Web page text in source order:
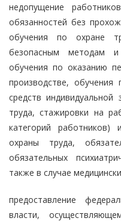
недопущение
обязанностей без
обучения по охране
безопасным методам
обучения по оказанию
производстве,
средств
труда, стажировки на
категорий работников)
охраны труда,
обязательных
также в случае
предоставление
власти,